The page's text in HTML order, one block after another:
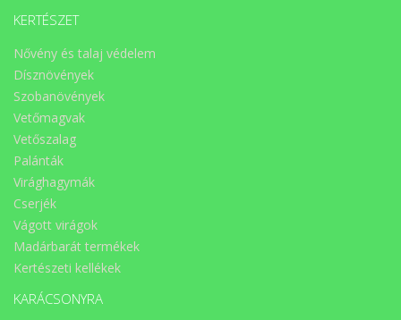
KERTÉSZET
Nővény és talaj védelem
Dísznövények
Szobanövények
Vetőmagvak
Vetőszalag
Palánták
Virághagymák
Cserjék
Vágott virágok
Madárbarát termékek
Kertészeti kellékek
KARÁCSONYRA